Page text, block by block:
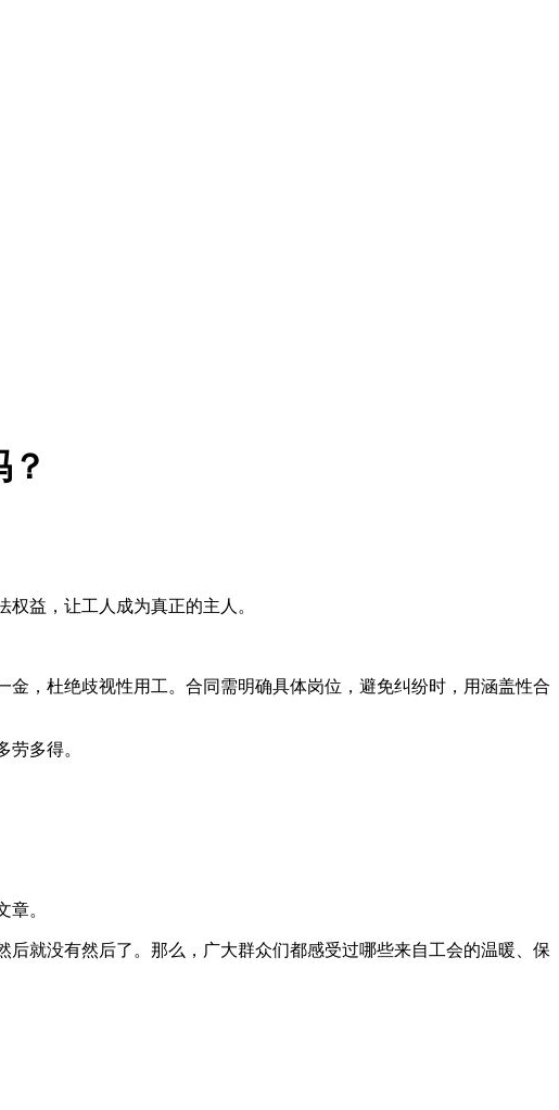
益，让工人成为真正的主人。
，杜绝歧视性用工。合同需明确具体岗位，避免纠纷时，用涵盖性合
多得。
。
就没有然后了。那么，广大群众们都感受过哪些来自工会的温暖、保